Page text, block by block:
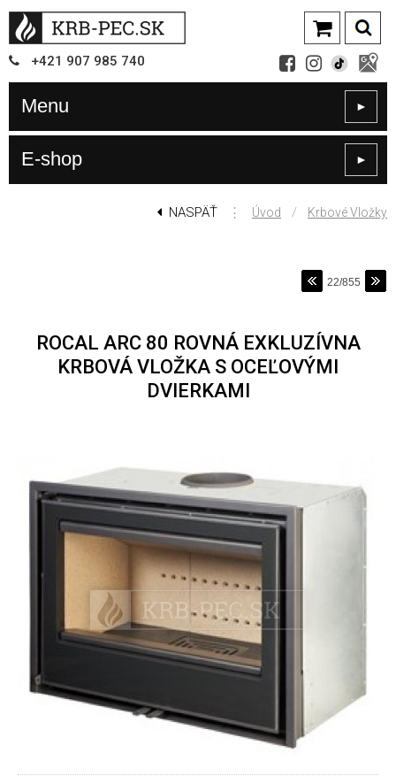
+421 907 985 740
Menu ►
E-shop ►
NASPÄŤ ⋮ Úvod / Krbové Vložky
22/855
ROCAL ARC 80 ROVNÁ EXKLUZÍVNA
KRBOVÁ VLOŽKA S OCEĽOVÝMI
DVIERKAMI